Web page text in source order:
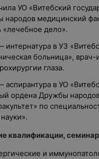
УО «Витебский
медицинский
«лечебное дело».
интернатура в УЗ
больница», врач-
глаза.
аспирантура в УО
ордена Дружбы
по
квалификации,
и